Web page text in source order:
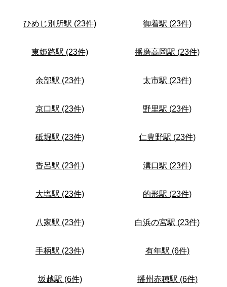
ひめじ別所駅 (23件) 御着駅 (23件)
東姫路駅 (23件) 播磨高岡駅 (23件)
余部駅 (23件) 太市駅 (23件)
京口駅 (23件) 野里駅 (23件)
砥堀駅 (23件) 仁豊野駅 (23件)
香呂駅 (23件) 溝口駅 (23件)
大塩駅 (23件) 的形駅 (23件)
八家駅 (23件) 白浜の宮駅 (23件)
手柄駅 (23件) 有年駅 (6件)
坂越駅 (6件) 播州赤穂駅 (6件)